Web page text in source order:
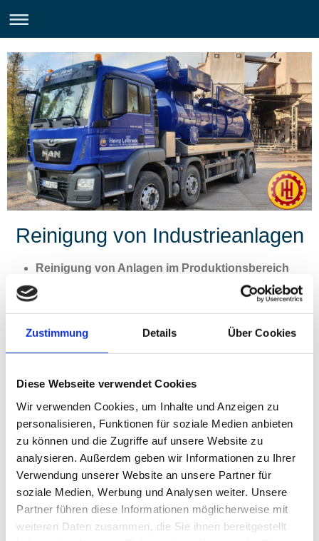
Zustimmung Details Über Cookies
Diese Webseite verwendet Cookies
Wir verwenden Cookies, um Inhalte und Anzeigen zu
personalisieren, Funktionen für soziale Medien anbieten
zu können und die Zugriffe auf unsere Website zu
analysieren. Außerdem geben wir Informationen zu Ihrer
Verwendung unserer Website an unsere Partner für
soziale Medien, Werbung und Analysen weiter. Unsere
Partner führen diese Informationen möglicherweise mit
weiteren Daten zusammen, die Sie ihnen bereitgestellt
Reinigung von Industrieanlagen
Reinigung von Anlagen im Produktionsbereich
Spezialentstaubung in Industrie-Objekten
Reinigung von Silos, Tanks und Behältern
Reinigung von industriellen Gebäuden